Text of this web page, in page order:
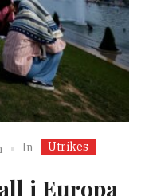
In Utrikes
i Europa